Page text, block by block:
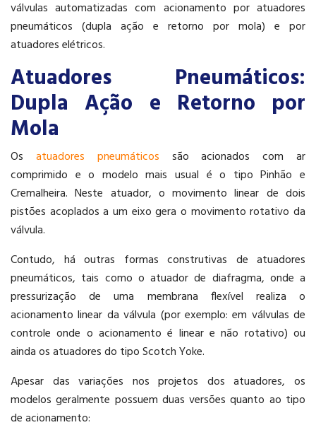
válvulas automatizadas com acionamento por atuadores
pneumáticos (dupla ação e retorno por mola) e por
atuadores elétricos.
Atuadores Pneumáticos:
Dupla Ação e Retorno por
Mola
Os atuadores pneumáticos são acionados com ar
comprimido e o modelo mais usual é o tipo Pinhão e
Cremalheira. Neste atuador, o movimento linear de dois
pistões acoplados a um eixo gera o movimento rotativo da
válvula.
Contudo, há outras formas construtivas de atuadores
pneumáticos, tais como o atuador de diafragma, onde a
pressurização de uma membrana flexível realiza o
acionamento linear da válvula (por exemplo: em válvulas de
controle onde o acionamento é linear e não rotativo) ou
ainda os atuadores do tipo Scotch Yoke.
Apesar das variações nos projetos dos atuadores, os
modelos geralmente possuem duas versões quanto ao tipo
de acionamento: